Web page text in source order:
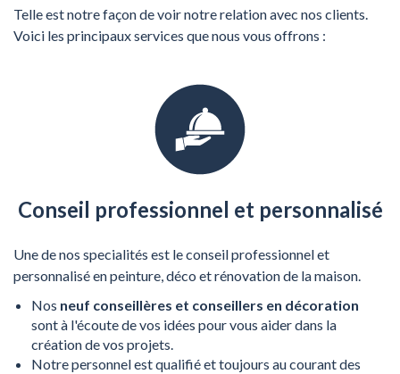
Telle est notre façon de voir notre relation avec nos clients.
Voici les principaux services que nous vous offrons :
Conseil professionnel et personnalisé
Une de nos specialités est le conseil professionnel et
personnalisé en peinture, déco et rénovation de la maison.
Nos neuf conseillères et conseillers en décoration
sont à l'écoute de vos idées pour vous aider dans la
création de vos projets.
Notre personnel est qualifié et toujours au courant des